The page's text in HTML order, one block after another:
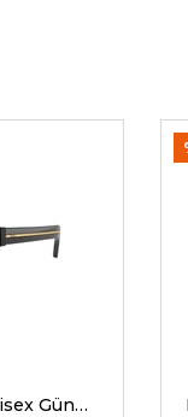
Prada A17S 16K20G 54 Unisex Güneş Gözlükleri